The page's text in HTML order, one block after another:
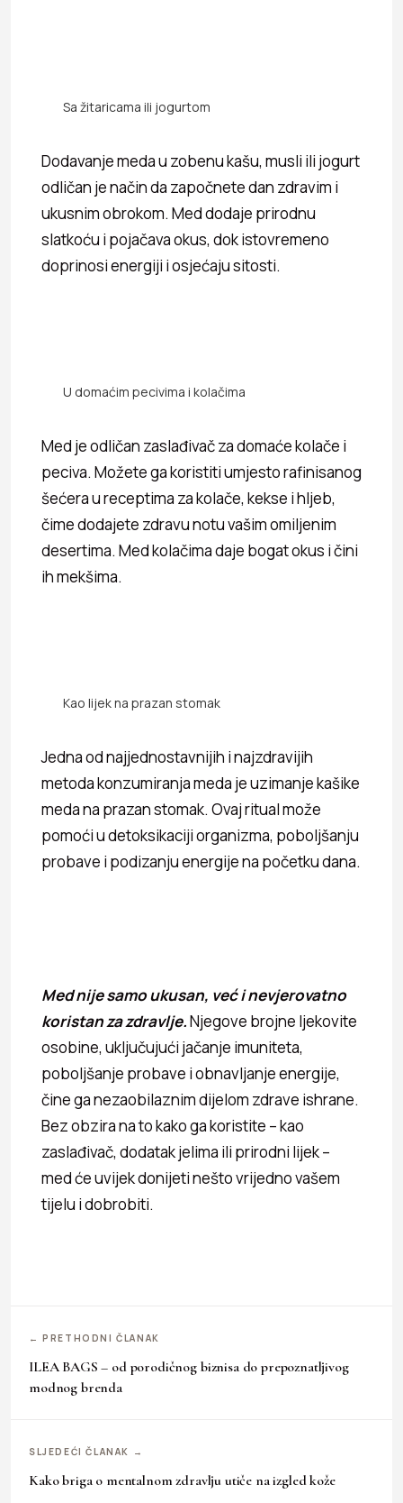
Sa žitaricama ili jogurtom
Dodavanje meda u zobenu kašu, musli ili jogurt
odličan je način da započnete dan zdravim i
ukusnim obrokom. Med dodaje prirodnu
slatkoću i pojačava okus, dok istovremeno
doprinosi energiji i osjećaju sitosti.
U domaćim pecivima i kolačima
Med je odličan zaslađivač za domaće kolače i
peciva. Možete ga koristiti umjesto rafinisanog
šećera u receptima za kolače, kekse i hljeb,
čime dodajete zdravu notu vašim omiljenim
desertima. Med kolačima daje bogat okus i čini
ih mekšima.
Kao lijek na prazan stomak
Jedna od najjednostavnijih i najzdravijih
metoda konzumiranja meda je uzimanje kašike
meda na prazan stomak. Ovaj ritual može
pomoći u detoksikaciji organizma, poboljšanju
probave i podizanju energije na početku dana.
Med nije samo ukusan, već i nevjerovatno
koristan za zdravlje.Njegove brojne ljekovite
osobine, uključujući jačanje imuniteta,
poboljšanje probave i obnavljanje energije,
čine ga nezaobilaznim dijelom zdrave ishrane.
Bez obzira na to kako ga koristite – kao
zaslađivač, dodatak jelima ili prirodni lijek –
med će uvijek donijeti nešto vrijedno vašem
tijelu i dobrobiti.
← PRETHODNI ČLANAK
ILEA BAGS – od porodičnog biznisa do prepoznatljivog
modnog brenda
SLJEDEĆI ČLANAK →
Kako briga o mentalnom zdravlju utiče na izgled kože